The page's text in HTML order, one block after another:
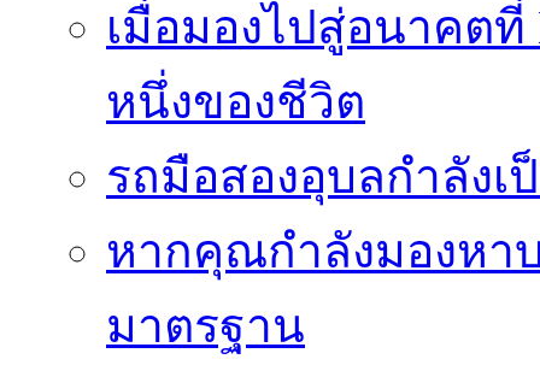
เมื่อมองไปสู่อนาคตที่
หนึ่งของชีวิต
รถมือสองอุบลกำลัง
หากคุณกำลังมองหา
มาตรฐาน